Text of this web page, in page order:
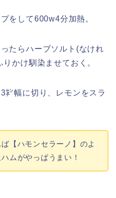
をして600w4分加熱。
たらハーブソルト(なけれ
かけ馴染ませておく。
㌢幅に切り、レモンをスラ
【ハモンセラーノ】のよ
ムがやっぱうまい！